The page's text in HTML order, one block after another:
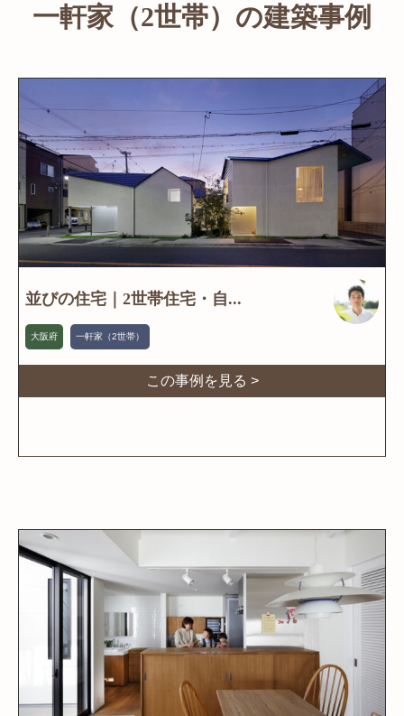
一軒家（2世帯）の建築事例
並びの住宅｜2世帯住宅・自...
大阪府 一軒家（2世帯）
この事例を見る >